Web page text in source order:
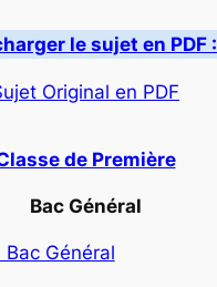
le sujet en PDF :
Original en PDF
de Première
Bac Général
Bac Général